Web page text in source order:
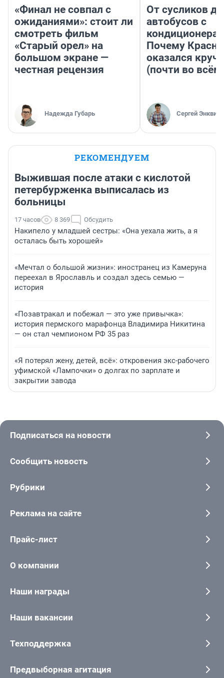
«Финал не совпал с
ожиданиями»: стоит ли
смотреть фильм
«Старый орел» на
большом экране —
честная рецензия
Надежда Губарь
От сусликов до
автобусов с
Почему
оказался
(почти во
Сергей Энквист
РЕКОМЕНДУЕМ
Выжившая после атаки с кислотой
петербурженка выписалась из
больницы
17 часов 8 369 Обсудить
Накипело у младшей сестры: «Она уехала жить, а я
осталась быть хорошей»
«Мечтал о большой жизни»: иностранец из Камеруна
переехал в Ярославль и создал здесь семью —
история
«Позавтракал и побежал — это уже привычка»:
история пермского марафонца Владимира Никитина
— он стал чемпионом РФ 35 раз
«Я потерял жену, детей, всё»: откровения экс-рабочего
уфимской «Лампочки» о долгах по зарплате и
закрытии завода
Подписаться на новости
Сообщить новость
Рубрики
Реклама на сайте
Прайс-лист
О компании
Наши награды
Наши вакансии
Техподдержка
Предвыборная агитация